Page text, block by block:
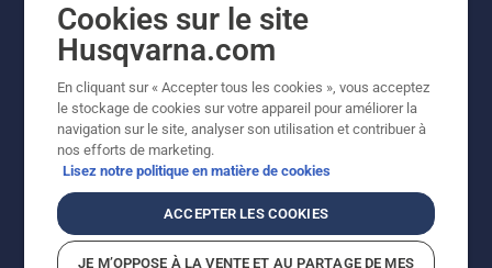
© Husqvarna AB (publ). Tous droits réservés. Les prix
indiqués sont des prix de vente conseillés. Photos non
contractuelles. Tous les prix indiqués sont des prix de
disponible pour un achat direct.
Mentions légalesPolitique relative aux cookies
Conditions d'utilisation Avis de confidentialité
Cookies sur le site
Husqvarna.com
En cliquant sur « Accepter tous les cookies », vous acceptez
le stockage de cookies sur votre appareil pour améliorer la
navigation sur le site, analyser son utilisation et contribuer à
nos efforts de marketing.
Lisez notre politique en matière de cookies
ACCEPTER LES COOKIES
JE M’OPPOSE À LA VENTE ET AU PARTAGE DE MES